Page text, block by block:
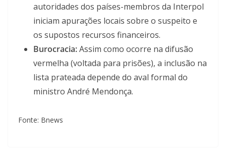
autoridades dos países-membros da Interpol
iniciam apurações locais sobre o suspeito e
os supostos recursos financeiros.
Burocracia:Assim como ocorre na difusão
vermelha (voltada para prisões), a inclusão na
lista prateada depende do aval formal do
ministro André Mendonça.
Fonte: Bnews